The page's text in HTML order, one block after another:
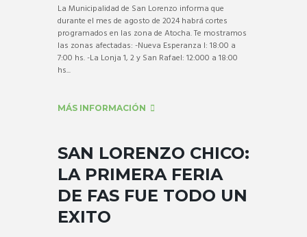
La Municipalidad de San Lorenzo informa que
durante el mes de agosto de 2024 habrá cortes
programados en las zona de Atocha. Te mostramos
las zonas afectadas: -Nueva Esperanza I: 18:00 a
7:00 hs. -La Lonja 1, 2 y San Rafael: 12:000 a 18:00
hs...
MÁS INFORMACIÓN
SAN LORENZO CHICO:
LA PRIMERA FERIA
DE FAS FUE TODO UN
EXITO